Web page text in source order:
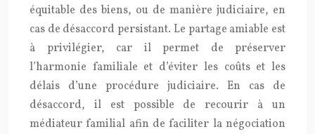
équitable des biens, ou de manière judiciaire, en
cas de désaccord persistant. Le partage amiable est
à privilégier, car il permet de préserver
l’harmonie familiale et d’éviter les coûts et les
délais d’une procédure judiciaire. En cas de
désaccord, il est possible de recourir à un
médiateur familial afin de faciliter la négociation